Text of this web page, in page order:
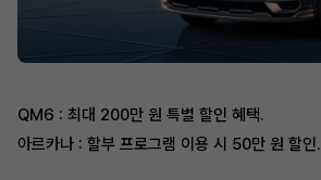
QM6 : 최대 200만 원 특별 할인 혜택.
아르카나 : 할부 프로그램 이용 시 50만 원 할인.